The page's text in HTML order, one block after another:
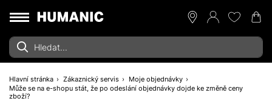
Hlavní stránka Zákaznický servis
Moje objednávky
Může se na e-shopu stát, že po odeslání objednávky dojde ke změně ceny
zboží?